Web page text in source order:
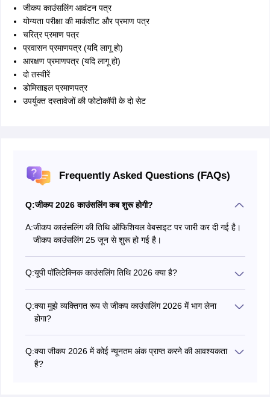
जीकप काउंसलिंग आवंटन पत्र
योग्यता परीक्षा की मार्कशीट और प्रमाण पत्र
चरित्र प्रमाण पत्र
प्रवासन प्रमाणपत्र (यदि लागू हो)
आरक्षण प्रमाणपत्र (यदि लागू हो)
दो तस्वीरें
डोमिसाइल प्रमाणपत्र
उपर्युक्त दस्तावेजों की फोटोकॉपी के दो सेट
Frequently Asked Questions (FAQs)
Q:जीकप 2026 काउंसलिंग कब शुरू होगी?
A:जीकप काउंसलिंग की तिथि ऑफिशियल वेबसाइट पर जारी कर दी गई है।
जीकप काउंसलिंग 25 जून से शुरू हो गई है।
Q:यूपी पॉलिटेक्निक काउंसलिंग तिथि 2026 क्या है?
Q:क्या मुझे व्यक्तिगत रूप से जीकप काउंसलिंग 2026 में भाग लेना
होगा?
दस्तावेजों के सत्यापन के लिए संस्थान में व्यक्तिगत रूप से रिपोर्ट करना
होगा।
Q:क्या जीकप 2026 में कोई न्यूनतम अंक प्राप्त करने की आवश्यकता
है?